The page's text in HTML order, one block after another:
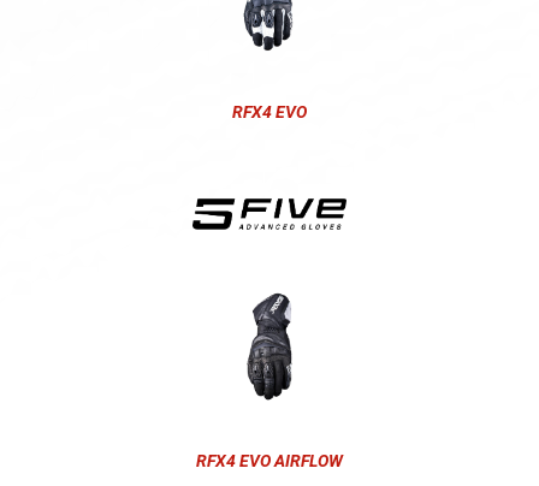
RFX4 EVO
RFX4 EVO AIRFLOW